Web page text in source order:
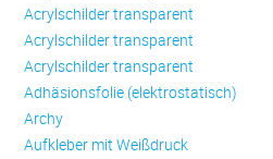
Acrylschilder transparent
Acrylschilder transparent
Acrylschilder transparent
Adhäsionsfolie (elektrostatisch)
Archy
Aufkleber mit Weißdruck